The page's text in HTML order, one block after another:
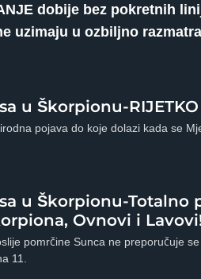
dobije bez pokretnih
uzimaju u ozbiljno
u Škorpionu-
pojava do koje dolazi kada se
u Škorpionu-Totalno
Ovnovi i
pomrčine Sunca ne preporučuje
11.